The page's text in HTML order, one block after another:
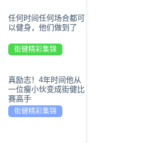
任何时间任何场合都可
以健身，他们做到了
街健精彩集锦
真励志！4年时间他从
一位瘦小伙变成街健比
赛高手
街健精彩集锦